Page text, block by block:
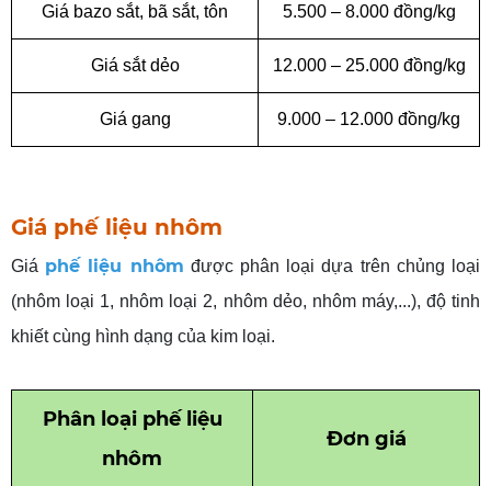
Giá bazo sắt, bã sắt, tôn 5.500 – 8.000 đồng/kg
Giá sắt dẻo 12.000 – 25.000 đồng/kg
Giá gang 9.000 – 12.000 đồng/kg
Giá phế liệu nhôm
Giá phế liệu nhôm được phân loại dựa trên chủng loại
(nhôm loại 1, nhôm loại 2, nhôm dẻo, nhôm máy,...), độ tinh
khiết cùng hình dạng của kim loại.
Phânloại phế liệu
nhôm
Đơngiá